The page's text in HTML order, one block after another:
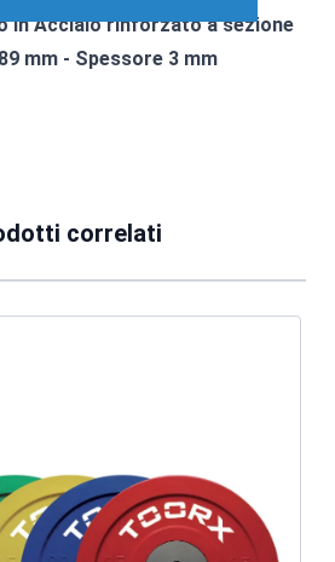
in Acciaio rinforzato a sezione
mm - Spessore 3 mm
correlati